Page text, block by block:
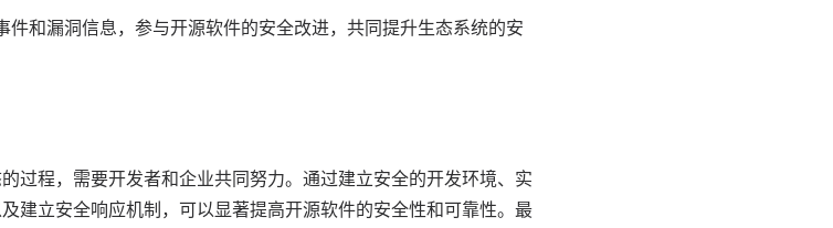
件和漏洞信息，参与开源软件的安全改进，共同提升生态系统的安
过程，需要开发者和企业共同努力。通过建立安全的开发环境、实
建立安全响应机制，可以显著提高开源软件的安全性和可靠性。最